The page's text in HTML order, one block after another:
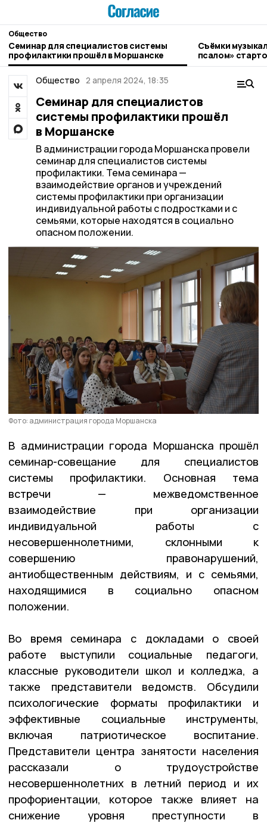
Общество
Семинар для специалистов системы
профилактики прошёл в Моршанске
Съёмки
псалом»
Общество 2 апреля 2024, 18:35
Семинар для специалистов
системы профилактики прошёл
в Моршанске
В администрации города Моршанска провели
семинар для специалистов системы
профилактики. Тема семинара —
взаимодействие органов и учреждений
системы профилактики при организации
индивидуальной работы с подростками и с
семьями, которые находятся в социально
опасном положении.
Фото: администрация города Моршанска
В администрации города Моршанска прошёл
семинар-совещание для специалистов
системы профилактики. Основная тема
встречи — межведомственное
взаимодействие при организации
индивидуальной работы с
несовершеннолетними, склонными к
совершению правонарушений,
антиобщественным действиям, и с семьями,
находящимися в социально опасном
положении.
Во время семинара с докладами о своей
работе выступили социальные педагоги,
классные руководители школ и колледжа, а
также представители ведомств. Обсудили
психологические форматы профилактики и
эффективные социальные инструменты,
включая патриотическое воспитание.
Представители центра занятости населения
рассказали о трудоустройстве
несовершеннолетних в летний период и их
профориентации, которое также влияет на
снижение уровня преступности в